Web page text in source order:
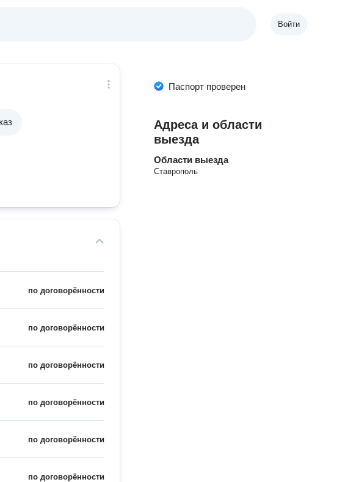
Войти
по договорённости
по договорённости
по договорённости
по договорённости
по договорённости
по договорённости
Паспорт проверен
Адреса и области
выезда
Области выезда
Ставрополь